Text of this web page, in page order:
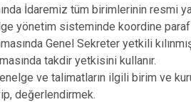
İdaremiz tüm birimlerinin resmi
yönetim sisteminde koordine
Genel Sekreter yetkili
takdir yetkisini kullanır.
ve talimatların ilgili birim ve
değerlendirmek.